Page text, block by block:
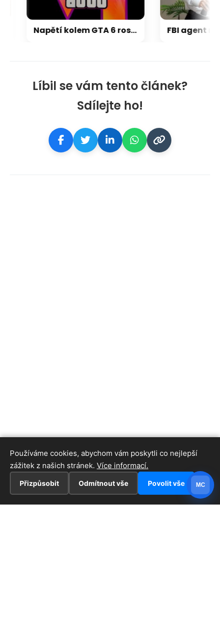
Líbil se vám tento článek?
Sdílejte ho!
Napětí kolem GTA 6 roste. Srpen může přinést třetí trailer i první gameplay
Používáme cookies, abychom vám poskytli co nejlepší
zážitek z našich stránek. Více informací.
Přizpůsobit Odmítnout vše Povolit vše MC